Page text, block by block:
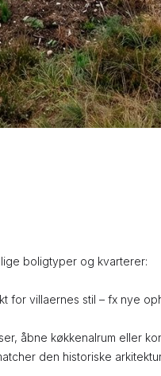
boligtyper og kvarterer:
for villaernes stil – fx nye
åbne køkkenalrum eller
den historiske